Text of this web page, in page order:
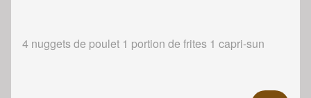
4 nuggets de poulet 1 portion de frites 1 capri-sun